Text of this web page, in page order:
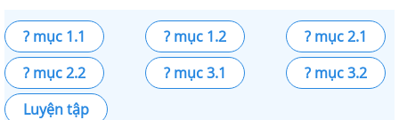
? mục 1.1 ? mục 1.2
? mục 2.1
? mục 2.2
? mục 3.1
? mục 3.2
Luyện tập